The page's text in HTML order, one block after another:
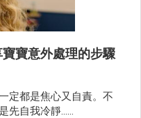
寶意外處理的步驟
定都是焦心又自責。不
自我冷靜......